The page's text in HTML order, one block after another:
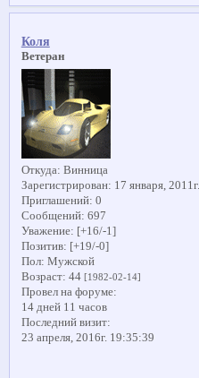
Коля
Ветеран
Откуда: Винница
Зарегистрирован: 17 января, 2011г.
Приглашений: 0
Сообщений: 697
Уважение: [+16/-1]
Позитив: [+19/-0]
Пол: Мужской
Возраст: 44 [1982-02-14]
Провел на форуме:
14 дней 11 часов
Последний визит:
23 апреля, 2016г. 19:35:39